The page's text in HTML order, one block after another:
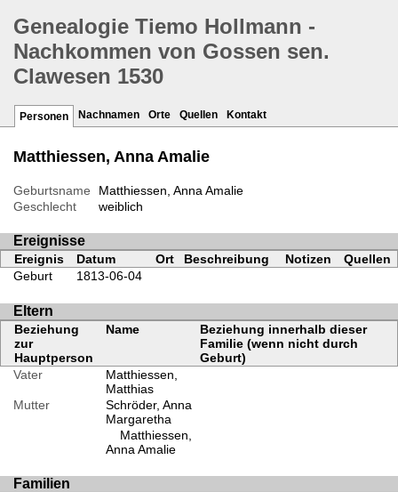
Genealogie Tiemo Hollmann -
Nachkommen von Gossen sen.
Clawesen 1530
Personen Nachnamen Orte Quellen Kontakt
Matthiessen, Anna Amalie
Geburtsname
Matthiessen, Anna Amalie
Geschlecht
weiblich
Ereignisse
Ereignis Datum Ort Beschreibung Notizen
Quellen
Geburt
1813-06-04
Eltern
Beziehung
zur
Hauptperson
Name
Beziehung innerhalb dieser
Familie (wenn nicht durch
Geburt)
Vater
Matthiessen,
Matthias
Mutter
Schröder, Anna
Margaretha
Matthiessen,
Anna Amalie
Familien